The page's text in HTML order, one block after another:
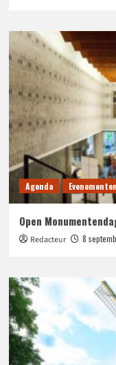
Agenda Evenementen
Open
Redacteur 8